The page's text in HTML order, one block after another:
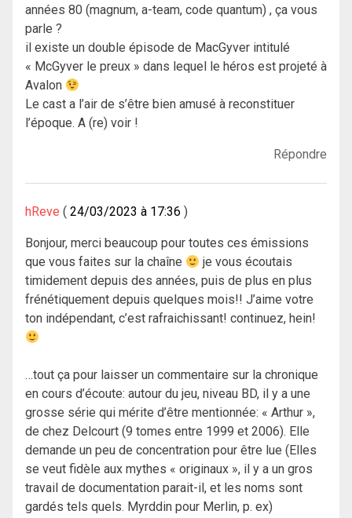
années 80 (magnum, a-team, code quantum) , ça vous
parle ?
il existe un double épisode de MacGyver intitulé
« McGyver le preux » dans lequel le héros est projeté à
Avalon
Le cast a l’air de s’être bien amusé à reconstituer
l’époque. A (re) voir !
Répondre
hReve 24/03/2023 à 17:36
Bonjour, merci beaucoup pour toutes ces émissions
que vous faites sur la chaîne
je vous écoutais
timidement depuis des années, puis de plus en plus
frénétiquement depuis quelques mois!! J’aime votre
ton indépendant, c’est rafraichissant! continuez, hein!
…tout ça pour laisser un commentaire sur la chronique
en cours d’écoute: autour du jeu, niveau BD, il y a une
grosse série qui mérite d’être mentionnée: « Arthur »,
de chez Delcourt (9 tomes entre 1999 et 2006). Elle
demande un peu de concentration pour être lue (Elles
se veut fidèle aux mythes « originaux », il y a un gros
travail de documentation parait-il, et les noms sont
gardés tels quels. Myrddin pour Merlin, p. ex)